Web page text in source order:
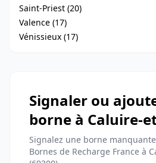
Saint-Priest (20)
Valence (17)
Vénissieux (17)
Signaler ou
borne à Caluire-
Signalez une borne
Bornes de Recharge France à